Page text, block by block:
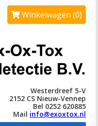
Winkelwagen (0)
Westerdreef 5-V
2152 CS Nieuw-Vennep
Bel 0252 620885
Mail info@exoxtox.nl